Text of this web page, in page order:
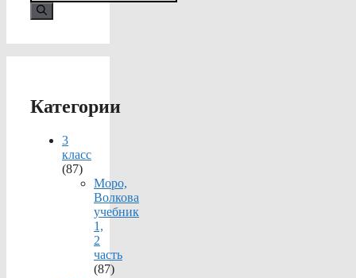
Категории
3
класс
(87)
Моро,
Волкова
учебник
1,
2
часть
(87)